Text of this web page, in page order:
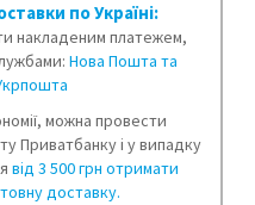
по Україні:
накладеним платежем,
Нова Пошта та
можна провести
Приватбанку і у випадку
від 3 500 грн отримати
доставку.